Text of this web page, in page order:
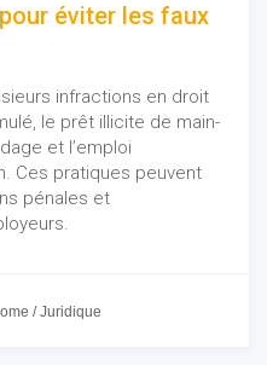
éviter les faux
infractions en droit
le prêt illicite de main-
et l’emploi
Ces pratiques peuvent
pénales et
/Juridique